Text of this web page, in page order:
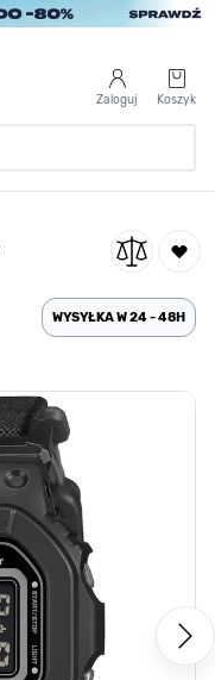
Zaloguj Koszyk
WYSYŁKA W 24 - 48H